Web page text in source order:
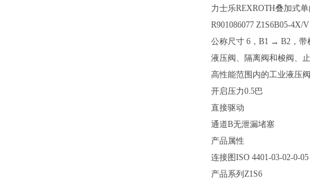
力士乐REXROTH叠加式
R901086077 Z1S6B05-4X/V
公称尺寸 6，B1 → B2，带
液压阀、隔离阀和梭阀、
高性能范围内的工业液压
开启压力0.5巴
直接驱动
通道B无泄漏堵塞
产品属性
连接图ISO 4401-03-02-0-05
产品系列 Z1S6